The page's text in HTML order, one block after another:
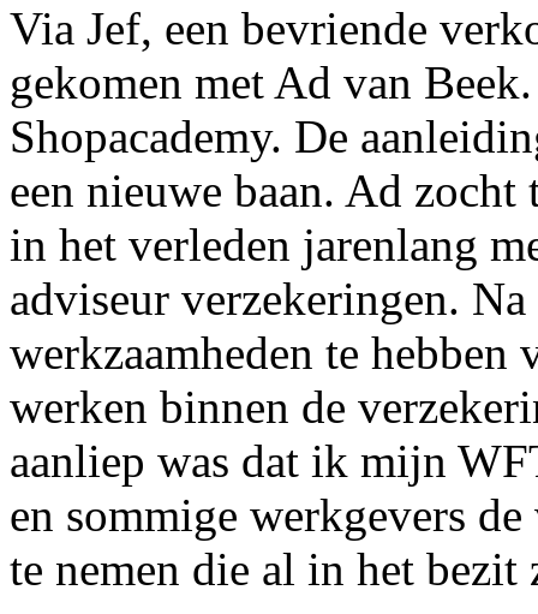
Via Jef, een bevriende
gekomen met Ad van
Shopacademy. De
een nieuwe baan. Ad
in het verleden jarenlang
adviseur verzekeringen.
werkzaamheden te
werken binnen de
aanliep was dat ik mijn
en sommige werkgevers
te nemen die al in het